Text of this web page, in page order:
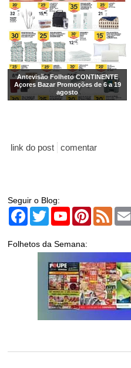
Antevisão Folheto CONTINENTE
Açores Bazar Promoções de 6 a 19
agosto
link do post comentar
Seguir o Blog:
Facebook
TwitterYouTubePinterest
Feed
Folhetos da Semana: